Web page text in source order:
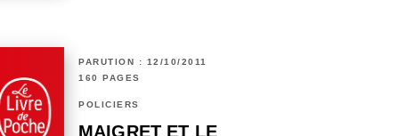
PARUTION : 12/10/2011
160 PAGES
POLICIERS
MAIGRET ET LE